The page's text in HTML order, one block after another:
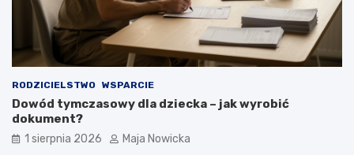
RODZICIELSTWO WSPARCIE
Dowód tymczasowy dla dziecka – jak wyrobić
dokument?
1 sierpnia 2026 Maja Nowicka